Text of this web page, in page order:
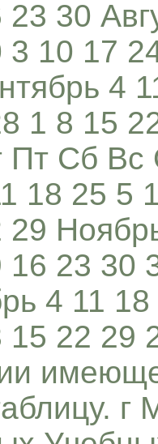
30
3 10 17
4
1 8 15
Сб Вс
18 25 5
29
16 23 30
4 11
15 22 29